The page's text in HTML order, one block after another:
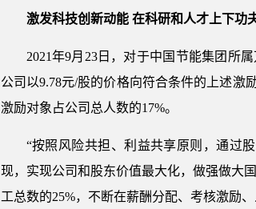
激发科技创新动能 在科研和人才上下功
2021年9月23日，对于中国节能集团所
公司以9.78元/股的价格向符合条件的上述激
激励对象占公司总人数的17%。
“按照风险共担、利益共享原则，通过
现，实现公司和股东价值最大化，做强做大
工总数的25%，不断在薪酬分配、考核激励